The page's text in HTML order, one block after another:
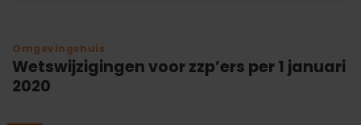
Omgevingshuis
Wetswijzigingen voor zzp’ers per 1 januari
2020